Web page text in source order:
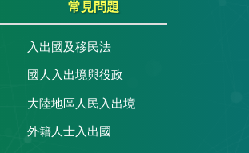
常見問題
入出國及移民法
國人入出境與役政
大陸地區人民入出境
外籍人士入出國